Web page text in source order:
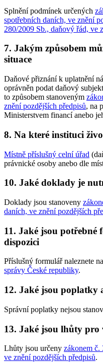
Splnění podmínek určených
spotřebních daních, ve znění
280/2009 Sb., daňový řád, ve
7. Jakým způsobem
situace
Daňové přiznání k uplatnění
oprávněn podat daňový
to způsobem stanoveným
znění pozdějších předpisů, na
Ministerstvem financí anebo
8. Na které instituci
Místně příslušný celní úřad
právnické osoby anebo dle
10. Jaké doklady je
Doklady jsou stanoveny
daních, ve znění pozdějších
11. Jaké jsou potřebné
dispozici
Příslušný formulář naleznete na
správy České republiky.
12. Jaké jsou poplatky
Správní poplatky nejsou
13. Jaké jsou lhůty pro
Lhůty jsou určeny zákonem č.
ve znění pozdějších předpisů.